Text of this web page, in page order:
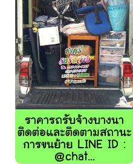
ราคารถรับจ้างบางนา
ติดต่อและติดตามสถานะ
การขนย้าย LINE ID :
@chat...